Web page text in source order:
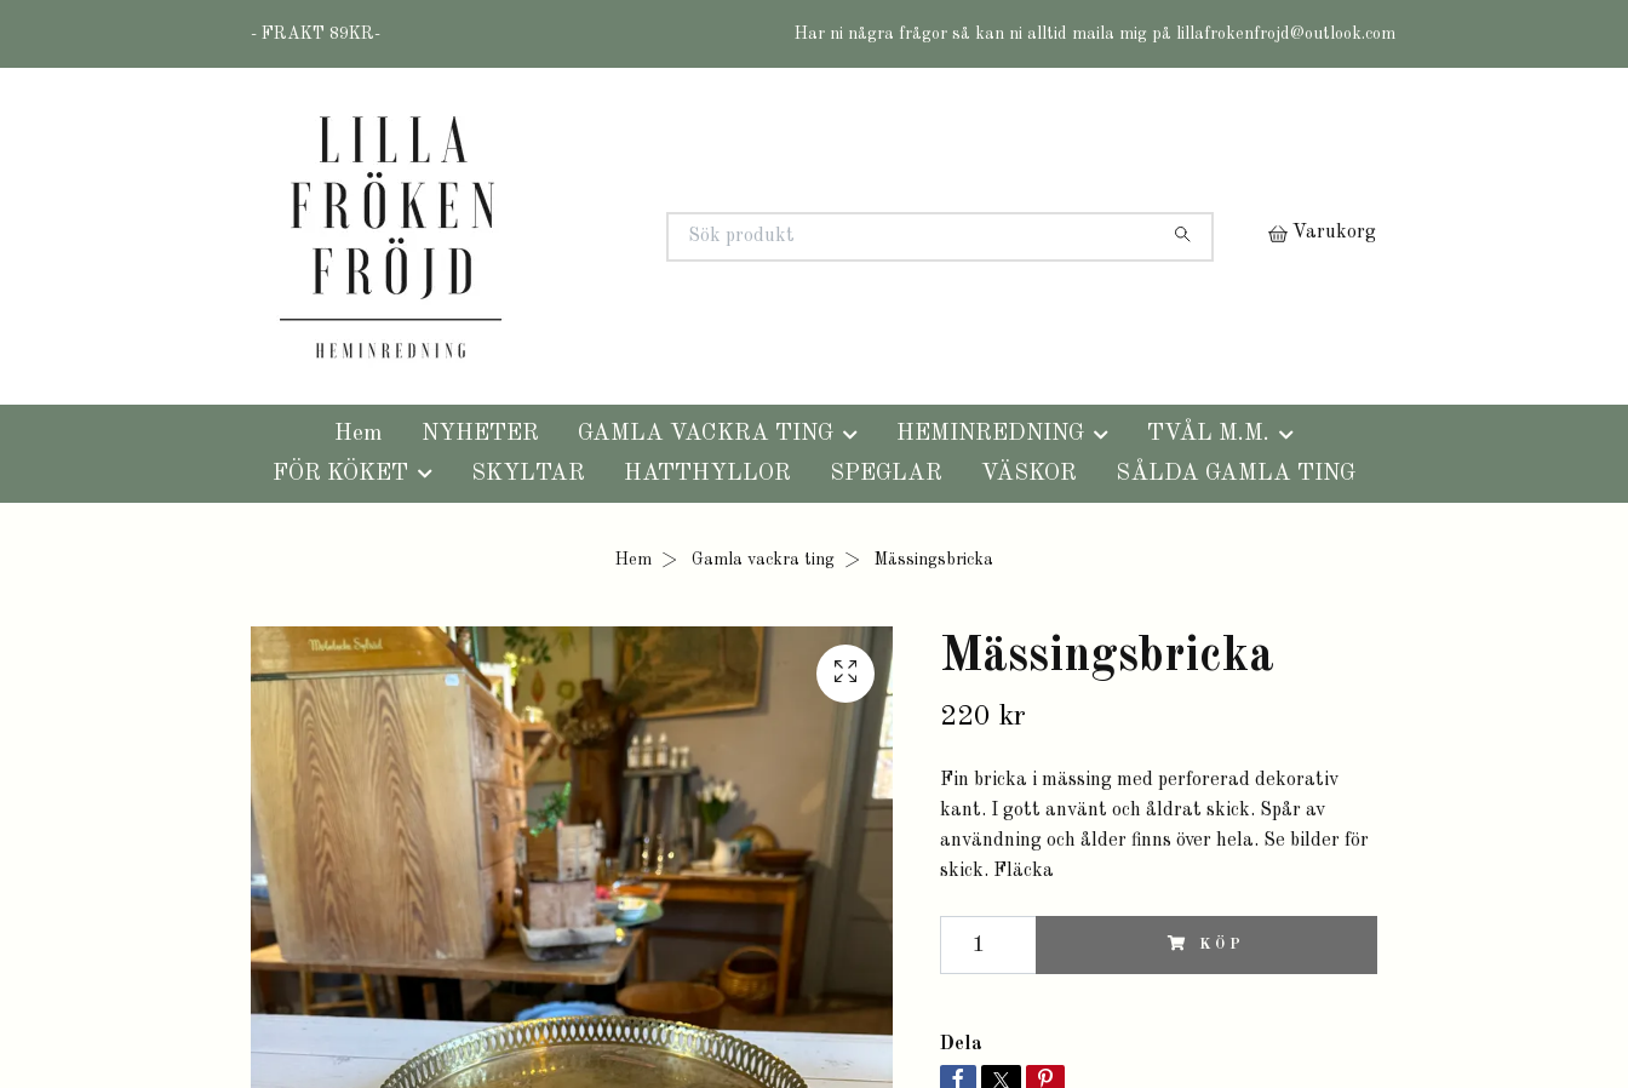
- FRAKT 89KR- Har ni några frågor så kan ni alltid maila mig på lillafrokenfrojd@outlook.com
Varukorg
Hem NYHETER GAMLA VACKRA TING HEMINREDNING
TVÅL M.M.
FÖR KÖKET
SKYLTAR HATTHYLLOR SPEGLAR VÄSKOR SÅLDA GAMLA TING
Hem Gamla vackra ting Mässingsbricka
Mässingsbricka
220 kr
Fin bricka i mässing med perforerad dekorativ
kant. I gott använt och åldrat skick. Spår av
användning och ålder finns över hela. Se bilder för
skick. Fläcka
KÖP
Dela